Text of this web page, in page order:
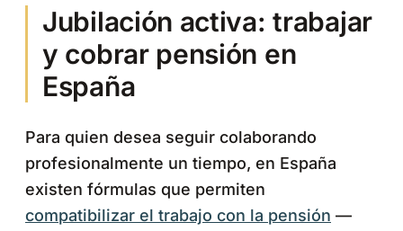
Jubilación activa: trabajar
y cobrar pensión en
España
Para quien desea seguir colaborando
profesionalmente un tiempo, en España
existen fórmulas que permiten
compatibilizar el trabajo con la pensión —